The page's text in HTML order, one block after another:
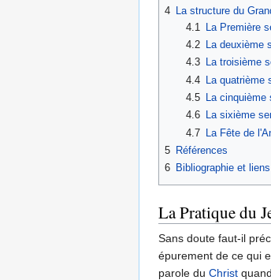
4 La structure du
4.1
La Première
4.2
La deuxième
4.3
La troisième
4.4 La quatrième
4.5
La cinquième
4.6
La sixième
4.7 La Fête de
5 Références
6 Bibliographie et
La Pratique du
Sans doute faut-il
épurement de ce qui
parole du Christ